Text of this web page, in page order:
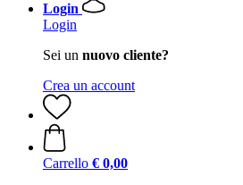
Login
Login
Sei un nuovo cliente?
Crea un account
Carrello € 0,00